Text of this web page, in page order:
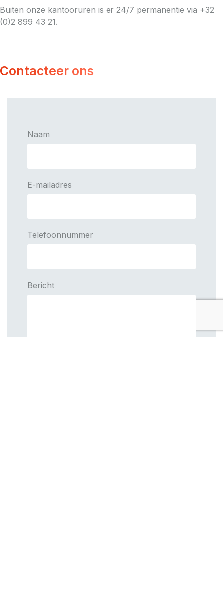
Buiten onze kantooruren is er 24/7 permanentie via +32
(0)2 899 43 21.
Contacteer ons
Naam
E-mailadres
Telefoonnummer
Bericht